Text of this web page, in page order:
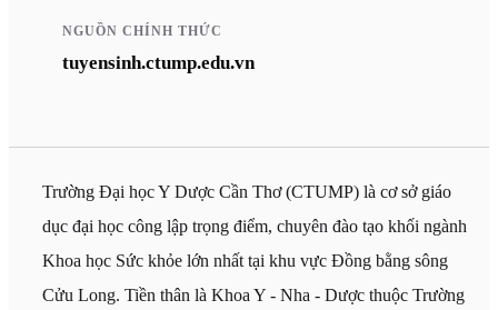
NGUỒN CHÍNH THỨC
tuyensinh.ctump.edu.vn
Trường Đại học Y Dược Cần Thơ (CTUMP) là cơ sở giáo
dục đại học công lập trọng điểm, chuyên đào tạo khối ngành
Khoa học Sức khỏe lớn nhất tại khu vực Đồng bằng sông
Cửu Long. Tiền thân là Khoa Y - Nha - Dược thuộc Trường